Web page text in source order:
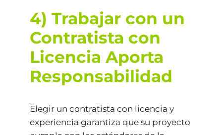
4) Trabajar con un
Contratista con
Licencia Aporta
Responsabilidad
Elegir un contratista con licencia y
experiencia garantiza que su proyecto